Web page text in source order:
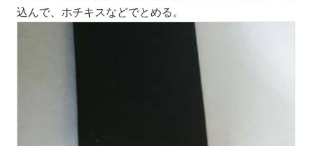
込んで、ホチキスなどでとめる。